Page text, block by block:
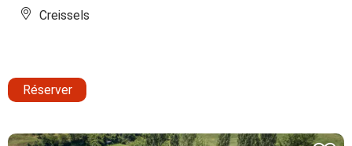
Creissels
Réserver